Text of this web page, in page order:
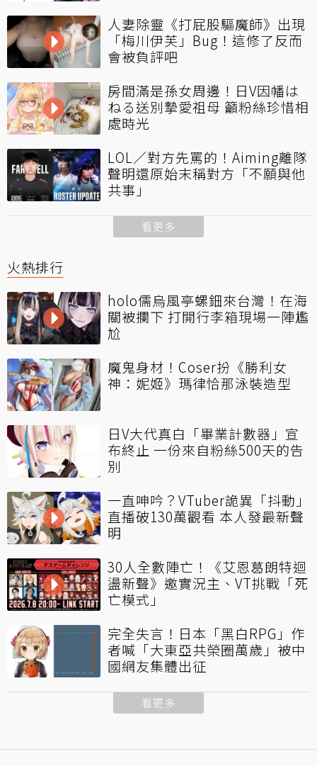
人妻除靈《打屁股驅魔師》出現
「梅川伊芙」Bug！這修了反而
會被負評吧
房間滿是孫女周邊！日V因幡は
ねる送別摯愛祖母 籲粉絲珍惜相
處時光
LOL／對方先罵的！Aiming離隊
聲明還原始末稱對方「不願與他
共事」
看更多
火熱排行
holo儒烏風亭螺鈿來台灣！在海
關被攔下 打開行李箱現場一陣尷
尬
魔鬼身材！Coser扮《勝利女
神：妮姬》瑪律恰那泳裝造型
日V大代真白「畢業計數器」宣
布終止 一份來自粉絲500天的告
別
一直呻吟？VTuber詭異「抖動」
直播破130萬觀看 本人發最新聲
明
30人全數陣亡！《艾恩葛朗特迴
盪新聲》邀實況主、VT挑戰「死
亡模式」
完全失言！日本「黑白RPG」作
者喊「大東亞共榮圈萬歲」被中
國網友集體出征
看更多